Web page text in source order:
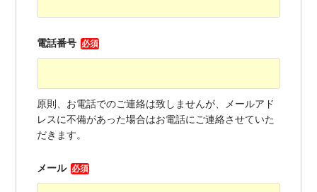
電話番号 必須
原則、お電話でのご連絡は致しませんが、メールアド
レスに不備があった場合はお電話にご連絡させていた
だきます。
メール 必須